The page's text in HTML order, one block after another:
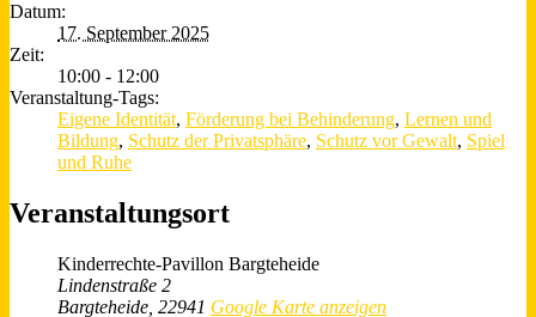
Datum:
17. September 2025
Zeit:
10:00 - 12:00
Veranstaltung-Tags:
Eigene Identität, Förderung bei Behinderung, Lernen und
Bildung, Schutz der Privatsphäre, Schutz vor Gewalt, Spiel
und Ruhe
Veranstaltungsort
Kinderrechte-Pavillon Bargteheide
Lindenstraße 2
Bargteheide 22941 Google Karte anzeigen